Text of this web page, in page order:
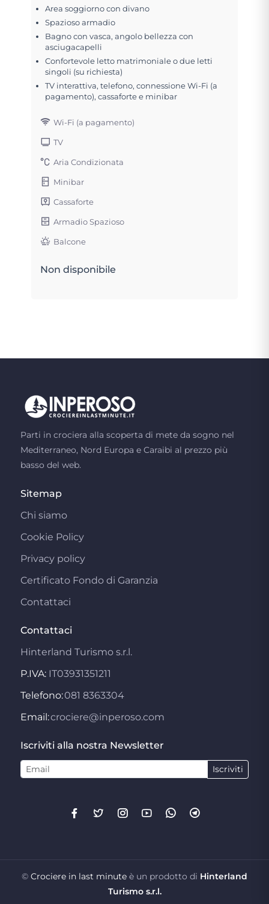
Area soggiorno con divano
Spazioso armadio
Bagno con vasca, angolo bellezza con
asciugacapelli
Confortevole letto matrimoniale o due letti
singoli (su richiesta)
TV interattiva, telefono, connessione Wi-Fi (a
pagamento), cassaforte e minibar
Wi-Fi (a pagamento)
TV
Aria Condizionata
Minibar
Cassaforte
Armadio Spazioso
Balcone
Non disponibile
Parti in crociera alla scoperta di mete da sogno nel
Mediterraneo, Nord Europa e Caraibi al prezzo più
basso del web.
Sitemap
Chi siamo
Cookie Policy
Privacy policy
Certificato Fondo di Garanzia
Contattaci
Contattaci
Hinterland Turismo s.r.l.
P.IVA: IT03931351211
Telefono:081 8363304
Email:crociere@inperoso.com
Iscriviti alla nostra Newsletter
Iscriviti
© Crociere in last minute è un prodotto di Hinterland
Turismo s.r.l.